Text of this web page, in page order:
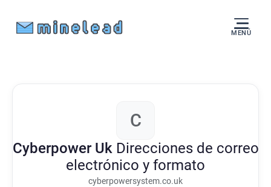
MENÚ
C
Cyberpower Uk Direcciones de correo
electrónico y formato
cyberpowersystem.co.uk